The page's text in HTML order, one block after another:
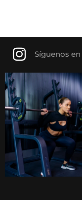
Síguenos en